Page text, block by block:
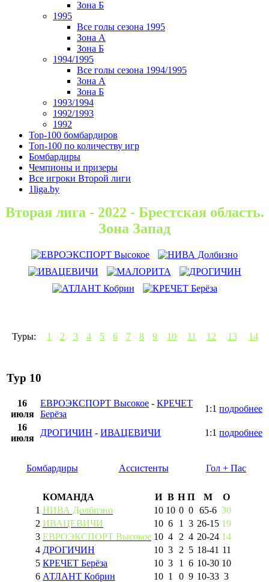
Зона Б
1995
Все голы сезона 1995
Зона А
Зона Б
1994/1995
Все голы сезона 1994/1995
Зона А
Зона Б
1993/1994
1992/1993
1992
Top-100 бомбардиров
Топ-100 по количеству игр
Бомбардиры
Чемпионы и призеры
Все игроки Второй лиги
1liga.by
Вторая лига - 2022 - Брестская область.
Зона Запад
Туры: 1 2 3 4 5 6 7 8 9 10 11 12 13 14
Тур 10
16
июля
ЕВРОЭКСПОРТ Высокое - КРЕЧЕТ
Берёза
1:1 подробнее
16
июля
ДРОГИЧИН - ИВАЦЕВИЧИ 1:1 подробнее
Бомбардиры Ассистенты Гол + Пас
КОМАНДА И В Н П М
О
1 НИВА Долбизно 10 10 0 0 65-6 30
2 ИВАЦЕВИЧИ 10 6 1 3 26-15 19
3 ЕВРОЭКСПОРТ Высокое 10 4 2 4 20-24 14
4 ДРОГИЧИН 10 3 2 5 18-41 11
5 КРЕЧЕТ Берёза 10 3 1 6 10-30 10
6 АТЛАНТ Кобрин 10 1 0 9 10-33 3